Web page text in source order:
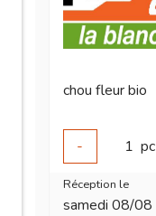
chou fleur bio
-
1 pc
Réception le
samedi 08/08